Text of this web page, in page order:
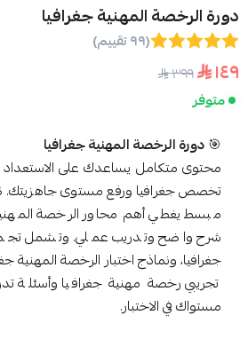
دورة الرخصة المهنية جغرافيا
(٩٩ تقييم)
١٤٩
٣٩٩
متوفر
🎯دورة الرخصة المهنية جغرافيا
محتوى متكامل يساعدك على الاستعداد
تخصص جغرافيا ورفع مستوى
مبسط يغطي أهم محاور الرخصة
شرح واضح وتدريب عملي. وتشمل
جغرافيا، ونماذج اختبار الرخصة المهنية
تجريبي رخصة مهنية جغرافيا وأسئلة
مستواك في الاختبار.